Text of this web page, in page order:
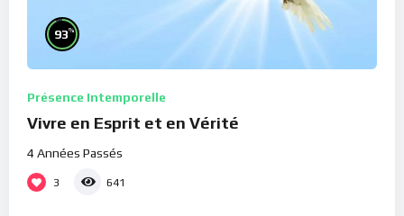
93%
Présence Intemporelle
Vivre en Esprit et en Vérité
4 Années Passés
3 641